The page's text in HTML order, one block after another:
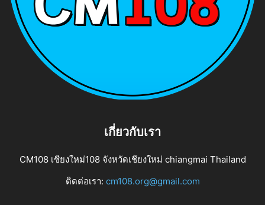
เกี่ยวกับเรา
CM108 เชียงใหม่108 จังหวัดเชียงใหม่ chiangmai Thailand
ติดต่อเรา: cm108.org@gmail.com